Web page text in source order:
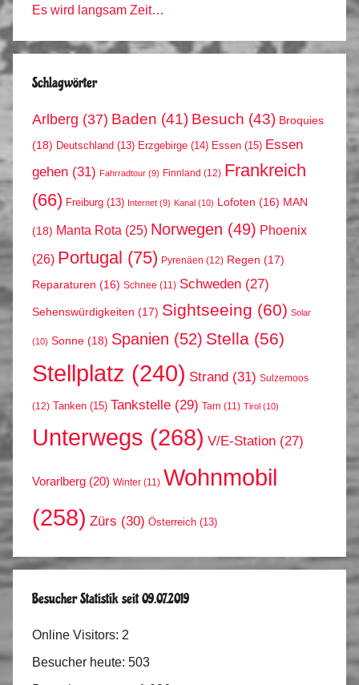
Es wird langsam Zeit…
Schlagwörter
Arlberg (37) Baden (41) Besuch (43) Broquies
(18) Deutschland (13) Erzgebirge (14) Essen (15) Essen
gehen (31) Fahrradtour (9) Finnland (12) Frankreich
(66) Freiburg (13) Internet (9) Kanal (10) Lofoten (16) MAN
(18) Manta Rota (25) Norwegen (49) Phoenix
(26) Portugal (75) Pyrenäen (12) Regen (17)
Reparaturen (16) Schnee (11) Schweden (27)
Sehenswürdigkeiten (17) Sightseeing (60) Solar
(10) Sonne (18) Spanien (52) Stella (56)
Stellplatz (240) Strand (31) Sulzemoos
(12) Tanken (15) Tankstelle (29) Tarn (11) Tirol (10)
Unterwegs (268) V/E-Station (27)
Vorarlberg (20) Winter (11) Wohnmobil
(258) Zürs (30) Österreich (13)
Besucher Statistik seit 09.07.2019
Online Visitors: 2
Besucher heute: 503